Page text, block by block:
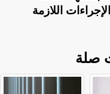
اللازمة
صلة